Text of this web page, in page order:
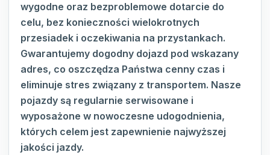
wygodne oraz bezproblemowe dotarcie do
celu, bez konieczności wielokrotnych
przesiadek i oczekiwania na przystankach.
Gwarantujemy dogodny dojazd pod wskazany
adres, co oszczędza Państwa cenny czas i
eliminuje stres związany z transportem. Nasze
pojazdy są regularnie serwisowane i
wyposażone w nowoczesne udogodnienia,
których celem jest zapewnienie najwyższej
jakości jazdy.